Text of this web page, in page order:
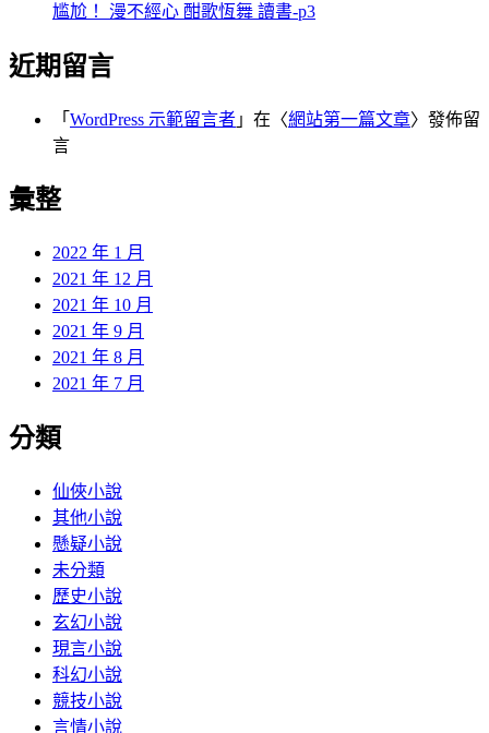
尴尬！ 漫不經心 酣歌恆舞 讀書-p3
近期留言
「 WordPress 示範留言者 」在〈網站第一篇文章〉發佈留
言
彙整
2022 年 1 月
2021 年 12 月
2021 年 10 月
2021 年 9 月
2021 年 8 月
2021 年 7 月
分類
仙俠小說
其他小說
懸疑小說
未分類
歷史小說
玄幻小說
現言小說
科幻小說
競技小說
言情小說